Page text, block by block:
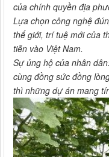
của chính quyền địa
Lựa chọn công nghệ
thế giới, trí tuệ mới của
tiễn vào Việt Nam.
Sự ủng hộ của nhân
cùng đồng sức đồng
thì những dự án mang